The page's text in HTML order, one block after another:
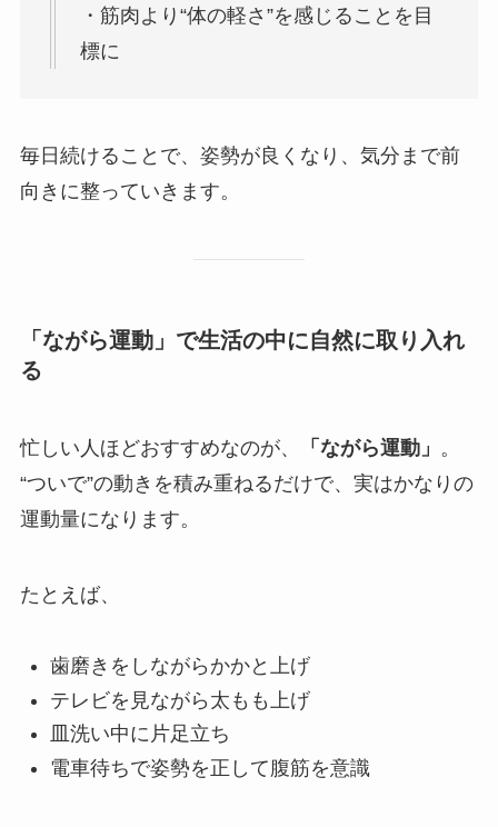
・筋肉より“体の軽さ”を感じることを目
標に
毎日続けることで、姿勢が良くなり、気分まで前
向きに整っていきます。
「ながら運動」で生活の中に自然に取り入れ
る
忙しい人ほどおすすめなのが、 「ながら運動」 。
“ついで”の動きを積み重ねるだけで、実はかなりの
運動量になります。
たとえば、
歯磨きをしながらかかと上げ
テレビを見ながら太もも上げ
皿洗い中に片足立ち
電車待ちで姿勢を正して腹筋を意識